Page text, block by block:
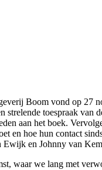
Boom vond op 27
strelende toespraak
aan het boek.
en hoe hun contact
Ewijk en Johnny van
waar we lang met